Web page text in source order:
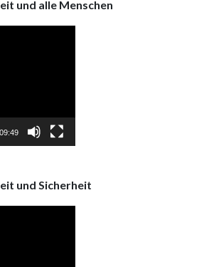
und alle Menschen
09:49
und Sicherheit